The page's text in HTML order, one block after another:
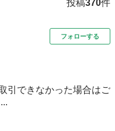
投稿370件
フォローする
引できなかった場合はご